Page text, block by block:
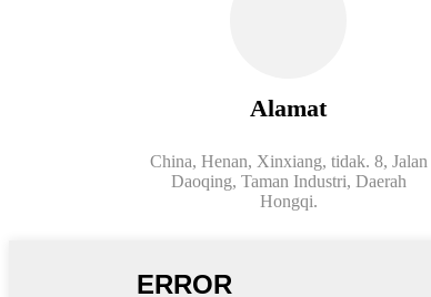
Alamat
China, Henan, Xinxiang, tidak. 8, Jalan
Daoqing, Taman Industri, Daerah
Hongqi.